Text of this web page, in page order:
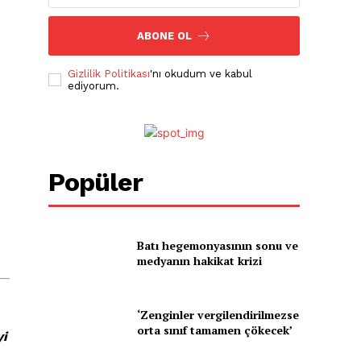
ABONE OL
Gizlilik Politikası'nı okudum ve kabul
ediyorum.
Popüler
Batı hegemonyasının sonu ve
medyanın hakikat krizi
‘Zenginler vergilendirilmezse
orta sınıf tamamen çökecek’